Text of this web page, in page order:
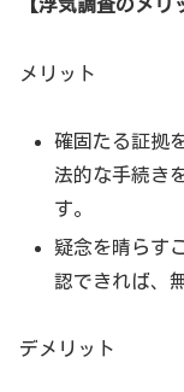
【浮気調査のメリ
メリット
確固たる証拠
法的な手続き
す。
疑念を晴らす
認できれば、
デメリット